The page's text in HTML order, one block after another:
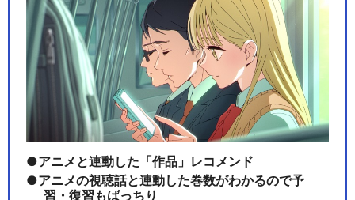
アニメと連動した「作品」レコメンド
アニメの視聴話と連動した巻数がわかるので予
習・復習もばっちり